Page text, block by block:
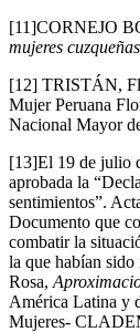
[11]CORNEJO
mujeres cuzqueñas
[12] TRISTÁN,
Mujer Peruana
Nacional Mayor
[13]El 19 de julio
aprobada la
sentimientos”.
Documento que
combatir la
la que habían
Rosa,
América Latina y
Mujeres-